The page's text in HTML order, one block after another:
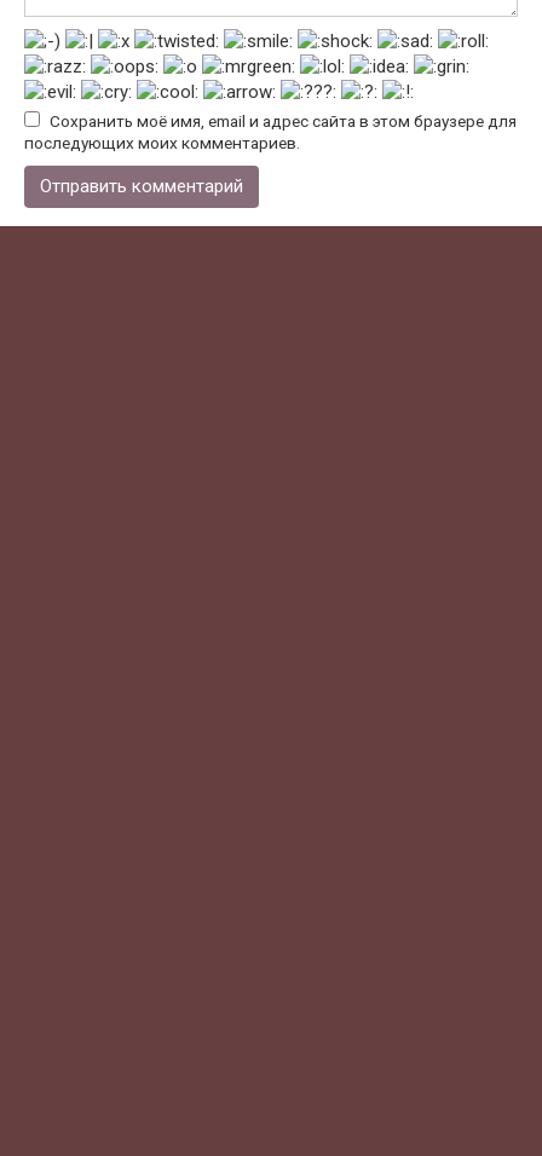
Сохранить моё имя, email и адрес сайта в этом браузере для
последующих моих комментариев.